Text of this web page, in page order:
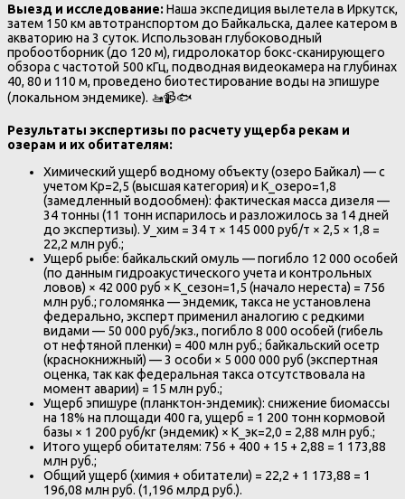
Выезд и исследование:Наша экспедиция вылетела в Иркутск,
затем 150 км автотранспортом до Байкальска, далее катером в
акваторию на 3 суток. Использован глубоководный
пробоотборник (до 120 м), гидролокатор бокс-сканирующего
обзора с частотой 500 кГц, подводная видеокамера на глубинах
40, 80 и 110 м, проведено биотестирование воды на эпишуре
(локальном эндемике). 🚤📹🐟
Результаты экспертизы по расчету ущерба рекам и
озерам и их обитателям:
Химический ущерб водному объекту (озеро Байкал) — с
учетом Kр=2,5 (высшая категория) и K_озеро=1,8
(замедленный водообмен): фактическая масса дизеля —
34 тонны (11 тонн испарилось и разложилось за 14 дней
до экспертизы). У_хим = 34 т × 145 000 руб/т × 2,5 × 1,8 =
22,2 млн руб.;
Ущерб рыбе: байкальский омуль — погибло 12 000 особей
(по данным гидроакустического учета и контрольных
ловов) × 42 000 руб × K_сезон=1,5 (начало нереста) = 756
млн руб.; голомянка — эндемик, такса не установлена
федерально, эксперт применил аналогию с редкими
видами — 50 000 руб/экз., погибло 8 000 особей (гибель
от нефтяной пленки) = 400 млн руб.; байкальский осетр
(краснокнижный) — 3 особи × 5 000 000 руб (экспертная
оценка, так как федеральная такса отсутствовала на
момент аварии) = 15 млн руб.;
Ущерб эпишуре (планктон-эндемик): снижение биомассы
на 18% на площади 400 га, ущерб = 1 200 тонн кормовой
базы × 1 200 руб/кг (эндемик) × K_эк=2,0 = 2,88 млн руб.;
Итого ущерб обитателям: 756 + 400 + 15 + 2,88 = 1 173,88
млн руб.;
Общий ущерб (химия + обитатели) = 22,2 + 1 173,88 = 1
196,08 млн руб. (1,196 млрд руб.).